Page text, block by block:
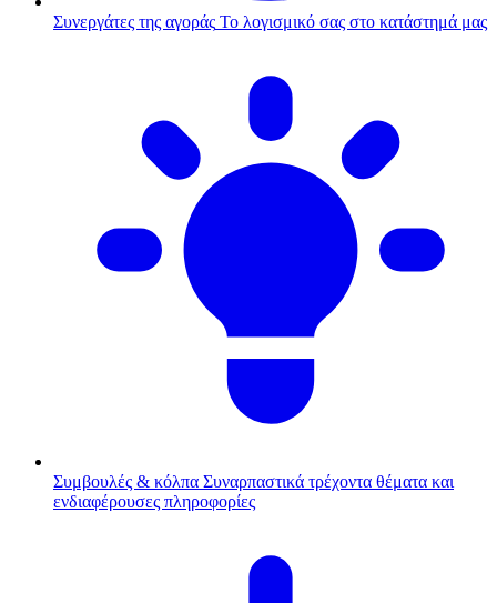
Συνεργάτες της αγοράς Το λογισμικό σας στο κατάστημά μας
Συμβουλές & κόλπα Συναρπαστικά τρέχοντα θέματα και
ενδιαφέρουσες πληροφορίες